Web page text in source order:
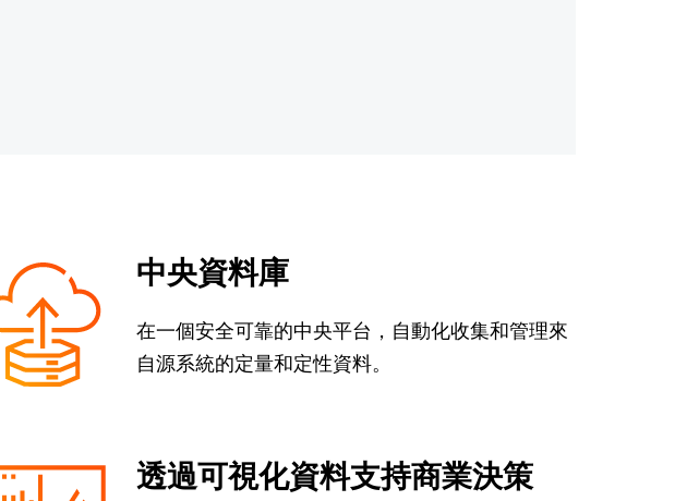
中央資料庫
在一個安全可靠的中央平台，自動化收集和管理來
自源系統的定量和定性資料。
透過可視化資料支持商業決策